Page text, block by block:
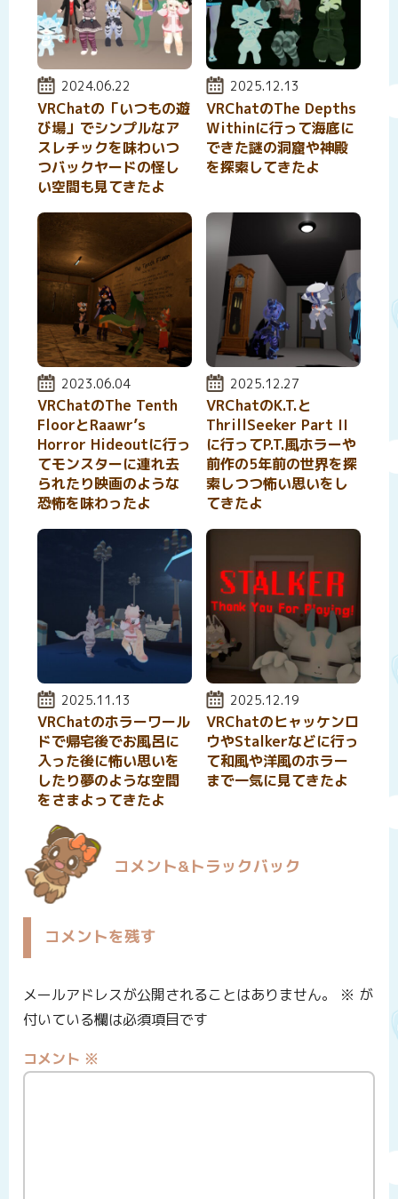
投稿日:
2024.06.22
VRChatの「いつもの遊
び場」でシンプルなア
スレチックを味わいつ
つバックヤードの怪し
い空間も見てきたよ
投稿日:
2025.12.13
VRChatのThe Depths
Withinに行って海底に
できた謎の洞窟や神殿
を探索してきたよ
投稿日:
2023.06.04
VRChatのThe Tenth
FloorとRaawr’s
Horror Hideoutに行っ
てモンスターに連れ去
られたり映画のような
恐怖を味わったよ
投稿日:
2025.12.27
VRChatのK.T.と
ThrillSeeker Part II
に行ってP.T.風ホラーや
前作の5年前の世界を探
索しつつ怖い思いをし
てきたよ
投稿日:
2025.11.13
VRChatのホラーワール
ドで帰宅後でお風呂に
入った後に怖い思いを
したり夢のような空間
をさまよってきたよ
投稿日:
2025.12.19
VRChatのヒャッケンロ
ウやStalkerなどに行っ
て和風や洋風のホラー
まで一気に見てきたよ
コメント&トラックバック
コメントを残す
メールアドレスが公開されることはありません。 ※ が
付いている欄は必須項目です
コメント ※